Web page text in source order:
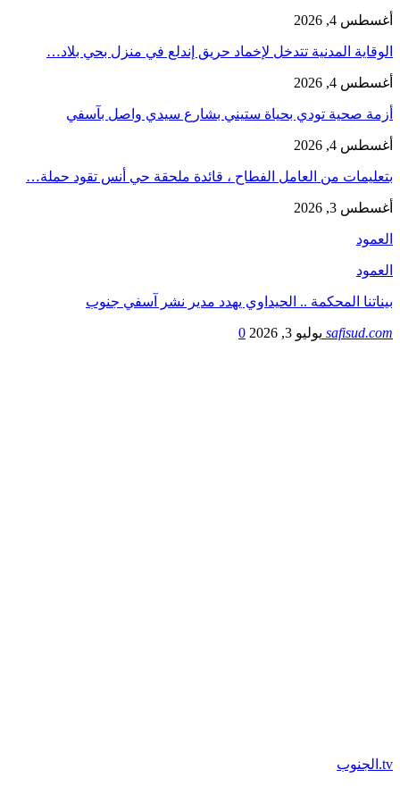
أغسطس 4, 2026
الوقاية المدنية تتدخل لإخماد حريق إندلع في منزل بحي بلاد…
أغسطس 4, 2026
أزمة صحية ‎تودي بحياة ستيني بشارع سيدي واصل بآسفي
أغسطس 4, 2026
بتعليمات من العامل الفطاح ، قائدة ملحقة حي أنس تقود حملة…
أغسطس 3, 2026
العمود
العمود
بيناتنا المحكمة .. الحيداوي يهدد مدير نشر آسفي جنوب
safisud.com يوليو 3, 2026 0
tv.الجنوب